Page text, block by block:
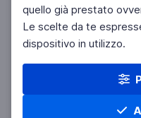
quello già prestato
Le scelte da te
dispositivo in utilizzo.